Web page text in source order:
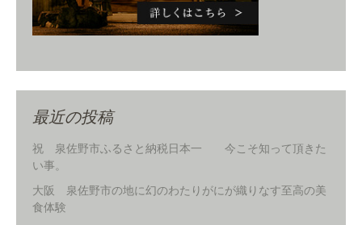
最近の投稿
祝 泉佐野市ふるさと納税日本一 今こそ知って頂きた
い事。
大阪 泉佐野市の地に幻のわたりがにが織りなす至高の美
食体験